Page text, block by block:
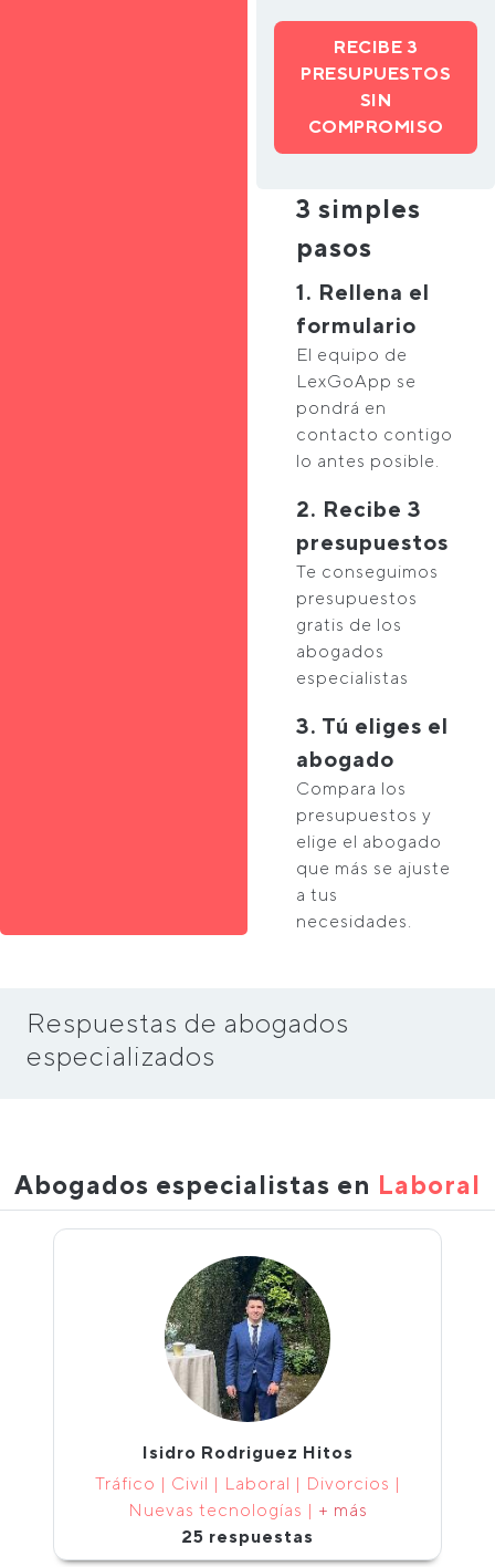
RECIBE 3
PRESUPUESTOS
SIN
COMPROMISO
3 simples
pasos
1. Rellena el
formulario
El equipo de
LexGoApp se
pondrá en
contacto contigo
lo antes posible.
2. Recibe 3
presupuestos
Te conseguimos
presupuestos
gratis de los
abogados
especialistas
3. Tú eliges el
abogado
Compara los
presupuestos y
elige el abogado
que más se ajuste
a tus
necesidades.
Respuestas de abogados
especializados
Abogados especialistas en Laboral
Isidro Rodriguez Hitos
Tráfico | Civil | Laboral | Divorcios |
Nuevas tecnologías | + más
25 respuestas